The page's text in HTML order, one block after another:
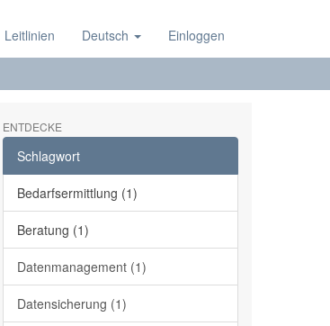
Leitlinien Deutsch Einloggen
ENTDECKE
Schlagwort
Bedarfsermittlung (1)
Beratung (1)
Datenmanagement (1)
Datensicherung (1)